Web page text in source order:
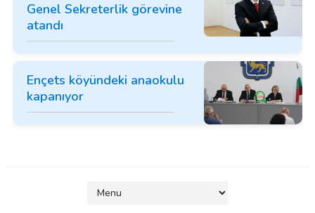
Genel Sekreterlik görevine
atandı
Ençets köyündeki anaokulu
kapanıyor